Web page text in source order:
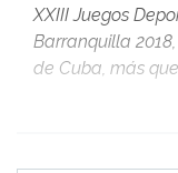
XXIII Juegos
Barranquilla
de Cuba, más